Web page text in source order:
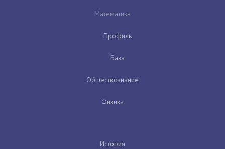
Математика
Профиль
База
Обществознание
Физика
История